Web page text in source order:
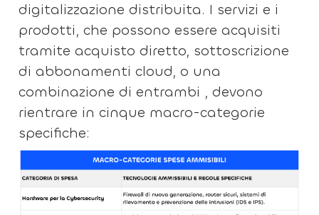
digitalizzazione distribuita. I servizi e i
prodotti, che possono essere acquisiti
tramite acquisto diretto, sottoscrizione
di abbonamenti cloud, o una
combinazione di entrambi , devono
rientrare in cinque macro-categorie
specifiche: